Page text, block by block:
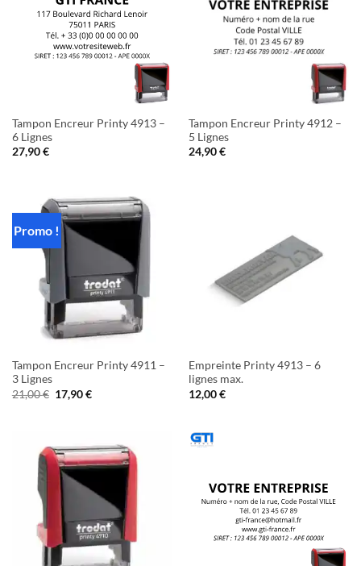
Tampon Encreur Printy 4913 –
6 Lignes
27,90€
Tampon Encreur Printy 4912 –
5 Lignes
24,90€
Promo !
Tampon Encreur Printy 4911 –
3 Lignes
21,00€ Le
prix
17,90€Le
Empreinte Printy 4913 – 6
lignes max.
12,00€